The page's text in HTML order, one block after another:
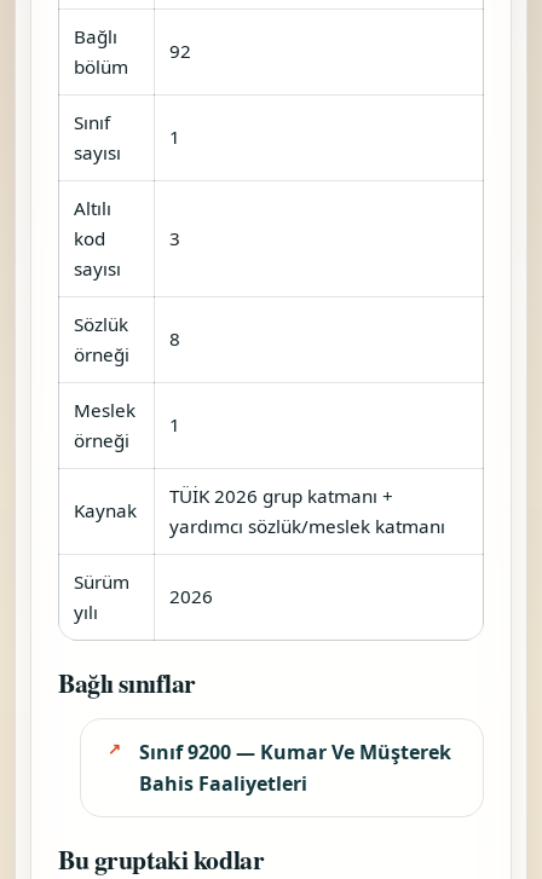
Bağlı
bölüm
92
Sınıf
sayısı
1
Altılı
kod
sayısı
3
Sözlük
örneği
8
Meslek
örneği
1
Kaynak
TÜİK 2026 grup katmanı +
yardımcı sözlük/meslek katmanı
Sürüm
yılı
2026
Bağlı sınıflar
Sınıf 9200 — Kumar Ve Müşterek
Bahis Faaliyetleri
Bu gruptaki kodlar